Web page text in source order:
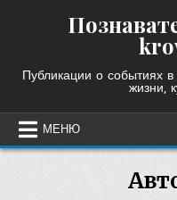
Публикации о событиях
жизни,
МЕНЮ